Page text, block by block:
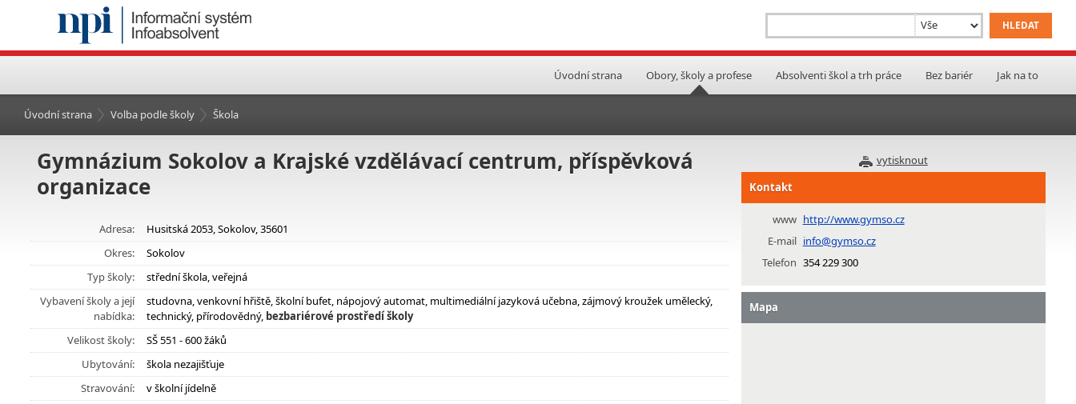
Úvodní strana Obory, školy a profese Absolventi škol a trh práce Bez bariér Jak na to
Úvodní strana Volba podle školy Škola
vytisknout
Gymnázium Sokolov a Krajské vzdělávací centrum, příspěvková
organizace
Adresa:
Husitská 2053, Sokolov, 35601
Okres:
Sokolov
Typ školy:
střední škola, veřejná
Vybavení školy a její
nabídka:
studovna, venkovní hřiště, školní bufet, nápojový automat, multimediální jazyková učebna, zájmový kroužek umělecký,
technický, přírodovědný, bezbariérové prostředí školy
Velikost školy:
SŠ 551 - 600 žáků
Ubytování:
škola nezajišťuje
Stravování:
v školní jídelně
Kontakt
www http://www.gymso.cz
E-mail info@gymso.cz
Telefon 354 229 300
Mapa